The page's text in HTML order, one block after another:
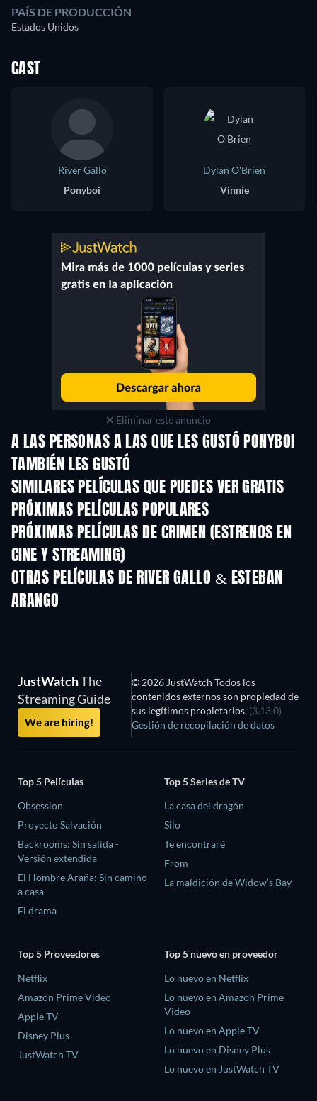
PAÍS DE PRODUCCIÓN
Estados Unidos
CAST
River Gallo
Ponyboi
Dylan O'Brien
Vinnie
Eliminar este anuncio
A LAS PERSONAS A LAS QUE LES GUSTÓ PONYBOI
TAMBIÉN LES GUSTÓ
SIMILARES PELÍCULAS QUE PUEDES VER GRATIS
PRÓXIMAS PELÍCULAS POPULARES
PRÓXIMAS PELÍCULAS DE CRIMEN (ESTRENOS EN
CINE Y STREAMING)
OTRAS PELÍCULAS DE RIVER GALLO & ESTEBAN
ARANGO
JustWatchThe
Streaming Guide
We are hiring!
© 2026 JustWatch Todos los
contenidos externos son propiedad de
sus legítimos propietarios. (3.13.0)
Gestión de recopilación de datos
Top 5 Películas
Obsession
Proyecto Salvación
Backrooms: Sin salida -
Versión extendida
El Hombre Araña: Sin camino
a casa
El drama
Top 5 Series de TV
La casa del dragón
Silo
Te encontraré
From
La maldición de Widow's Bay
Top 5 Proveedores
Netflix
Amazon Prime Video
Apple TV
Disney Plus
JustWatch TV
Top 5 nuevo en proveedor
Lo nuevo en Netflix
Lo nuevo en Amazon Prime
Video
Lo nuevo en Apple TV
Lo nuevo en Disney Plus
Lo nuevo en JustWatch TV